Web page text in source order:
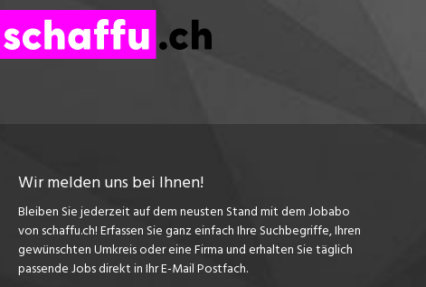
Wir melden uns bei Ihnen!
Bleiben Sie jederzeit auf dem neusten Stand mit dem Jobabo
von schaffu.ch! Erfassen Sie ganz einfach Ihre Suchbegriffe, Ihren
gewünschten Umkreis oder eine Firma und erhalten Sie täglich
passende Jobs direkt in Ihr E-Mail Postfach.